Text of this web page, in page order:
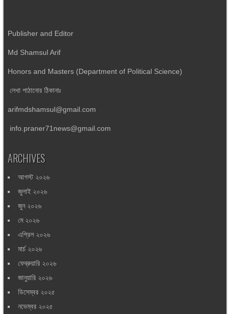
Publisher and Editor
Md Shamsul Arif
Honors and Masters (Department of Political Science)
লেখা পাঠানোর ঠিকানাঃ
arifmdshamsul@gmail.com
info.praner71news@gmail.com
ARCHIVES
আগস্ট ২০২৬
জুলাই ২০২৬
জুন ২০২৬
মে ২০২৬
এপ্রিল ২০২৬
মার্চ ২০২৬
ফেব্রুয়ারি ২০২৬
জানুয়ারি ২০২৬
ডিসেম্বর ২০২৫
নভেম্বর ২০২৫